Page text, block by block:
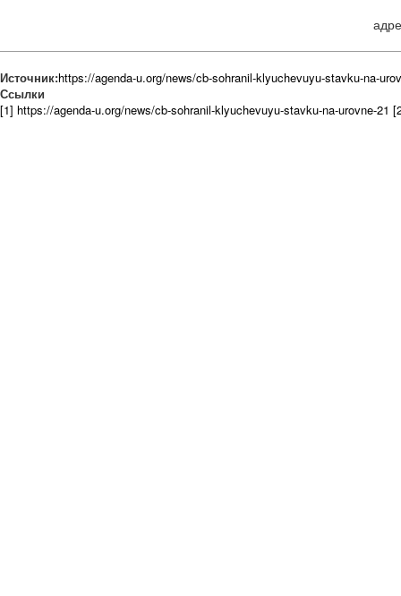
Источник:https://agenda-u.org/news/cb-sohranil-klyuchevuyu-stavku-na-
Ссылки
[1] https://agenda-u.org/news/cb-sohranil-klyuchevuyu-stavku-na-urovne-21